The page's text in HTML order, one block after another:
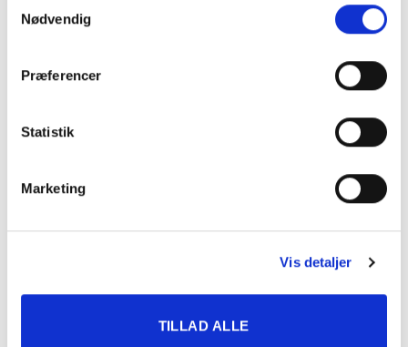
Nødvendig
Præferencer
Statistik
Marketing
Vis detaljer
TILLAD ALLE
vælges
Skechers Aero Spark børn